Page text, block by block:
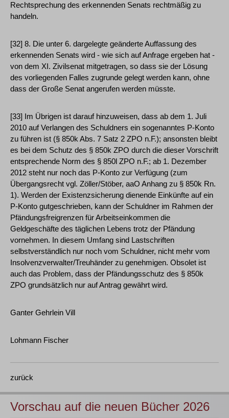
Rechtsprechung des erkennenden Senats rechtmäßig zu
handeln.
[32] 8. Die unter 6. dargelegte geänderte Auffassung des
erkennenden Senats wird - wie sich auf Anfrage ergeben hat -
von dem XI. Zivilsenat mitgetragen, so dass sie der Lösung
des vorliegenden Falles zugrunde gelegt werden kann, ohne
dass der Große Senat angerufen werden müsste.
[33] Im Übrigen ist darauf hinzuweisen, dass ab dem 1. Juli
2010 auf Verlangen des Schuldners ein sogenanntes P-Konto
zu führen ist (§ 850k Abs. 7 Satz 2 ZPO n.F.); ansonsten bleibt
es bei dem Schutz des § 850k ZPO durch die dieser Vorschrift
entsprechende Norm des § 850l ZPO n.F.; ab 1. Dezember
2012 steht nur noch das P-Konto zur Verfügung (zum
Übergangsrecht vgl. Zöller/Stöber, aaO Anhang zu § 850k Rn.
1). Werden der Existenzsicherung dienende Einkünfte auf ein
P-Konto gutgeschrieben, kann der Schuldner im Rahmen der
Pfändungsfreigrenzen für Arbeitseinkommen die
Geldgeschäfte des täglichen Lebens trotz der Pfändung
vornehmen. In diesem Umfang sind Lastschriften
selbstverständlich nur noch vom Schuldner, nicht mehr vom
Insolvenzverwalter/Treuhänder zu genehmigen. Obsolet ist
auch das Problem, dass der Pfändungsschutz des § 850k
ZPO grundsätzlich nur auf Antrag gewährt wird.
Ganter Gehrlein Vill
Lohmann Fischer
zurück
Vorschau auf die neuen Bücher 2026